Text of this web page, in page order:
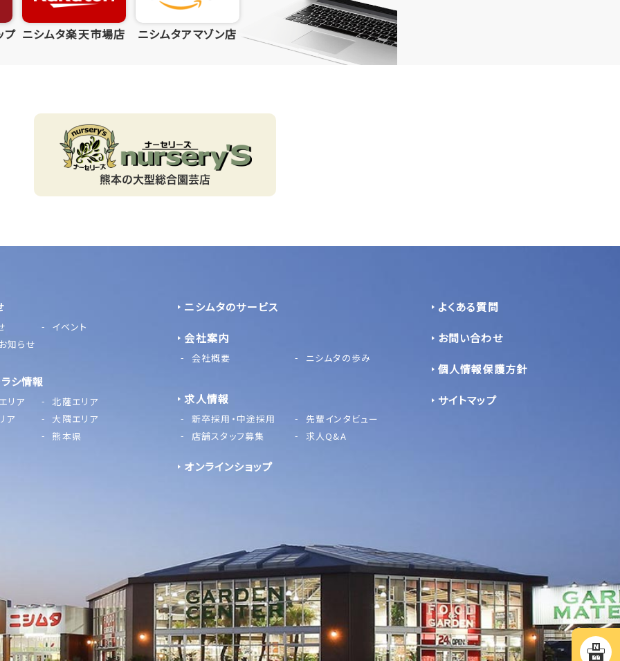
プ ニシムタ楽天市場店 ニシムタアマゾン店
イベント
知らせ
シ情報
リア
北薩エリア
ア
大隅エリア
熊本県
ニシムタのサービス
会社案内
会社概要 ニシムタの歩み
求人情報
新卒採用・中途採用
先輩インタビュー
店舗スタッフ募集
求人Q&A
オンラインショップ
よくある質問
お問い合わせ
個人情報保護方針
サイトマップ